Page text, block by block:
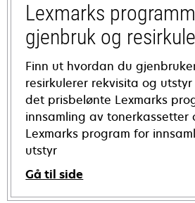
Lexmarks
gjenbruk og
Finn ut hvordan du
resirkulerer rekvisita og
det prisbelønte Lexmarks
innsamling av tonerkassetter
Lexmarks program for
utstyr
Gå til side